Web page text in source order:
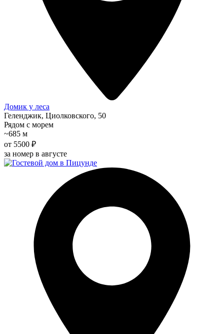
Домик у леса
Геленджик, Циолковского, 50
Рядом с морем
~685 м
от 5500 ₽
за номер в августе